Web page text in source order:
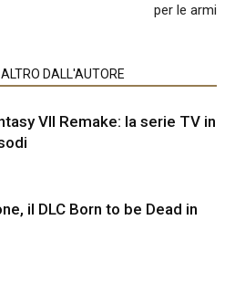
per le armi
ALTRO DALL'AUTORE
VII Remake: la serie TV in
il DLC Born to be Dead in